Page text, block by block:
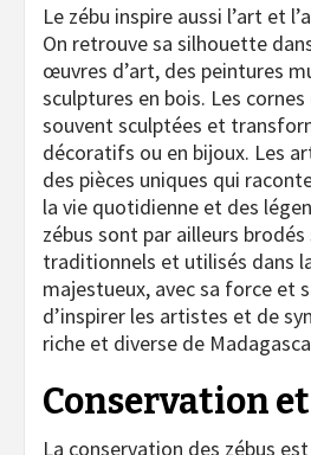
Le zébu inspire aussi l’art et
On retrouve sa silhouette
œuvres d’art, des peintures
sculptures en bois. Les
souvent sculptées et
décoratifs ou en bijoux. Les
des pièces uniques qui
la vie quotidienne et des
zébus sont par ailleurs
traditionnels et utilisés dans
majestueux, avec sa force et
d’inspirer les artistes et de
riche et diverse de
Conservation
La conservation des zébus